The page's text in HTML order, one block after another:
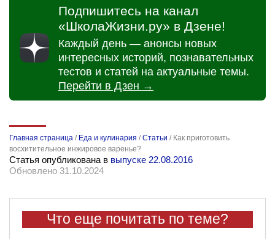
Подпишитесь на канал
«ШколаЖизни.ру» в Дзене!
Каждый день — анонсы новых
интересных историй, познавательных
тестов и статей на актуальные темы.
Перейти в Дзен →
Главная страница / Еда и кулинария /Статьи / Как приготовить
восхитительное инжировое варенье?
Статья опубликована в выпуске 22.08.2016
Обновлено 31.10.2024
Что еще почитать по теме?